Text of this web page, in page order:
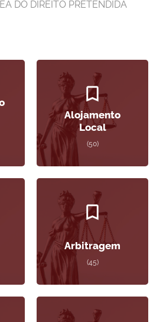
DO DIREITO PRETENDIDA
Alojamento
Local
(50)
Arbitragem
(45)